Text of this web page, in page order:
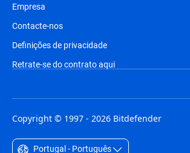
Empresa
Contacte-nos
Definições de privacidade
Retrate-se do contrato aqui
Copyright © 1997 - 2026 Bitdefender
Portugal - Português